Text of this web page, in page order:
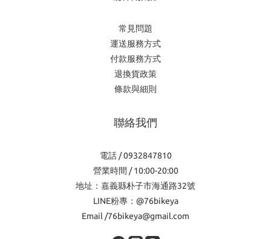
常見問題
運送服務方式
付款服務方式
退換貨政策
條款與細則
聯絡我們
電話 / 0932847810
營業時間 / 10:00-20:00
地址：嘉義縣朴子市海通路32號
LINE粉專：@76bikeya
Email /76bikeya@gmail.com